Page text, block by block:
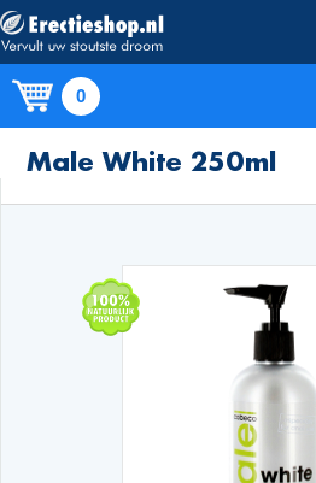
0
Producten
Male White 250ml